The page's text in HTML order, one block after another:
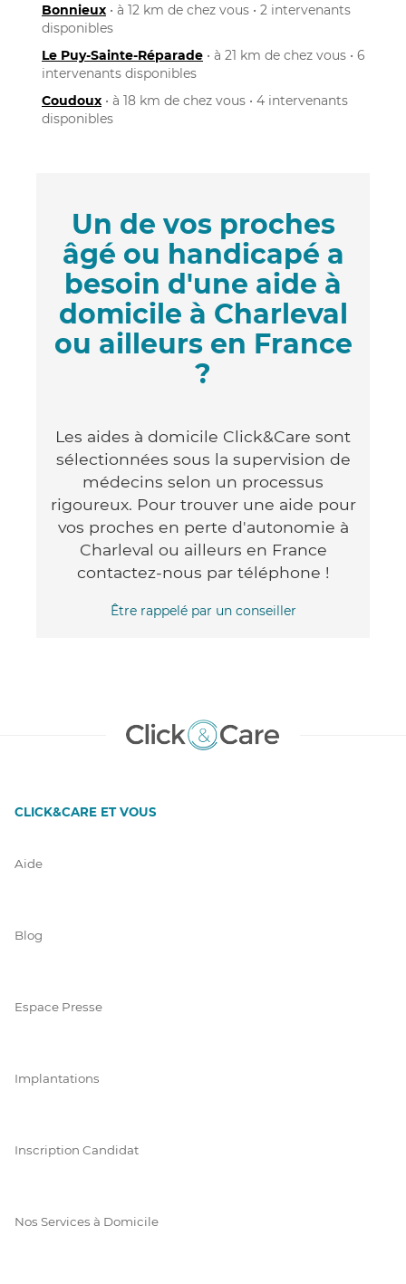
Bonnieux • à 12 km de chez vous • 2 intervenants
disponibles
Le Puy-Sainte-Réparade • à 21 km de chez vous • 6
intervenants disponibles
Coudoux • à 18 km de chez vous • 4 intervenants
disponibles
Un de vos proches
âgé ou handicapé a
besoin d'une aide à
domicile à Charleval
ou ailleurs en France
?
Les aides à domicile Click&Care sont
sélectionnées sous la supervision de
médecins selon un processus
rigoureux. Pour trouver une aide pour
vos proches en perte d'autonomie à
Charleval ou ailleurs en France
contactez-nous par téléphone !
Être rappelé par un conseiller
CLICK&CARE ET VOUS
Aide
Blog
Espace Presse
Implantations
Inscription Candidat
Nos Services à Domicile